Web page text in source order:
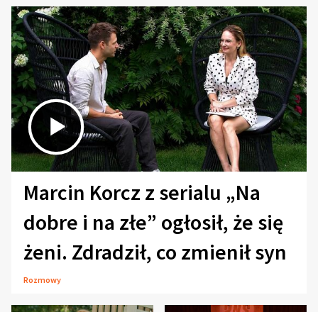
Marcin Korcz z serialu „Na
dobre i na złe” ogłosił, że się
żeni. Zdradził, co zmienił syn
Rozmowy